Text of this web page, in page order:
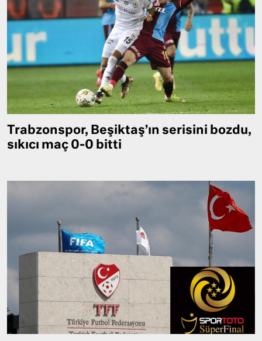
Trabzonspor, Beşiktaş’ın serisini bozdu,
sıkıcı maç 0-0 bitti